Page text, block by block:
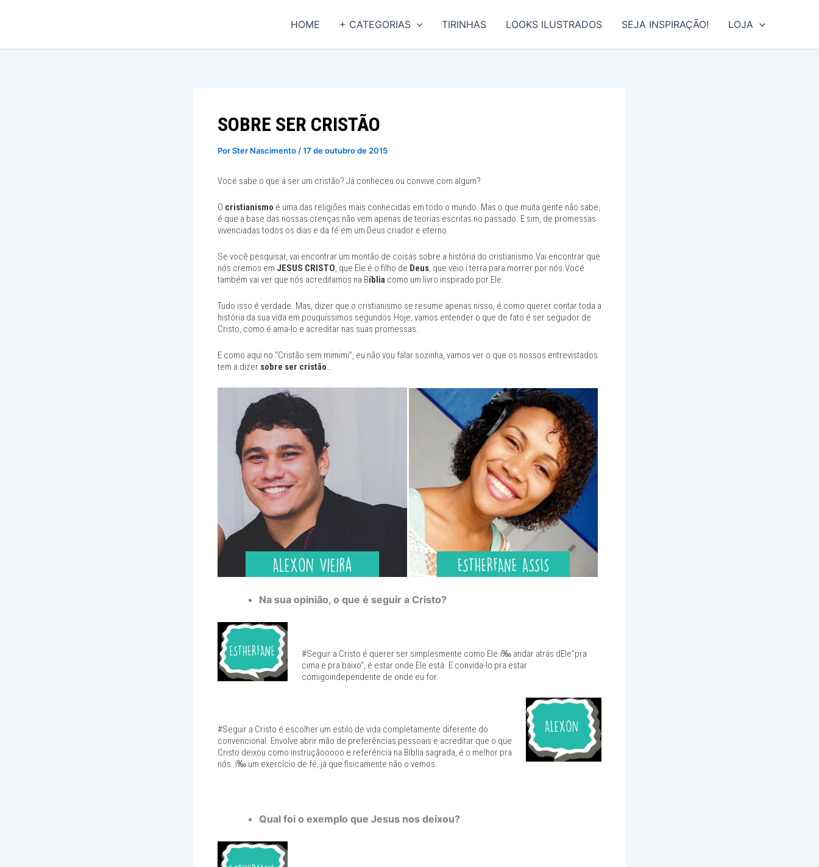
HOME + CATEGORIAS TIRINHAS LOOKS ILUSTRADOS SEJA INSPIRAÇÃO! LOJA
SOBRE SER CRISTÃO
PorSter Nascimento /17 de outubro de 2015
Vocé sabe o que á ser um cristão? Já conheceu ou convive com algum?
O cristianismo é uma das religiões mais conhecidas em todo o mundo. Mas o que muita gente não sabe,
é que a base das nossas crenças não vem apenas de teorias escritas no passado. E sim, de promessas
vivenciadas todos os dias e da fé em um Deus criador e eterno.
Se você pesquisar, vai encontrar um montão de coisas sobre a história do cristianismo.Vai encontrar que
nós cremos em JESUS CRISTO, que Ele é o filho de Deus, que veio í terra para morrer por nós.Vocé
também vai ver que nós acreditamos na Bíblia como um livro inspirado por Ele.
Tudo isso é verdade. Mas, dizer que o cristianismo se resume apenas nisso, é como querer contar toda a
história da sua vida em pouquíssimos segundos.Hoje, vamos entender o que de fato é ser seguidor de
Cristo, como é ama-lo e acreditar nas suas promessas.
E como aqui no “Cristão sem mimimi”, eu não vou falar sozinha, vamos ver o que os nossos entrevistados
tem a dizer sobre ser cristão…
Na sua opinião, o que é seguir a Cristo?
#Seguir a Cristo é querer ser simplesmente como Ele.í‰ andar atrás dEle”pra
cima e pra baixo”, é estar onde Ele está. E convida-lo pra estar
comigoindependente de onde eu for.
#Seguir a Cristo é escolher um estilo de vida completamente diferente do
convencional. Envolve abrir mão de preferências pessoais e acreditar que o que
Cristo deixou como instruçãooooo e referéncia na Bíblia sagrada, é o melhor pra
nós. í‰ um exercício de fé, já que fisicamente não o vemos.
Qual foi o exemplo que Jesus nos deixou?